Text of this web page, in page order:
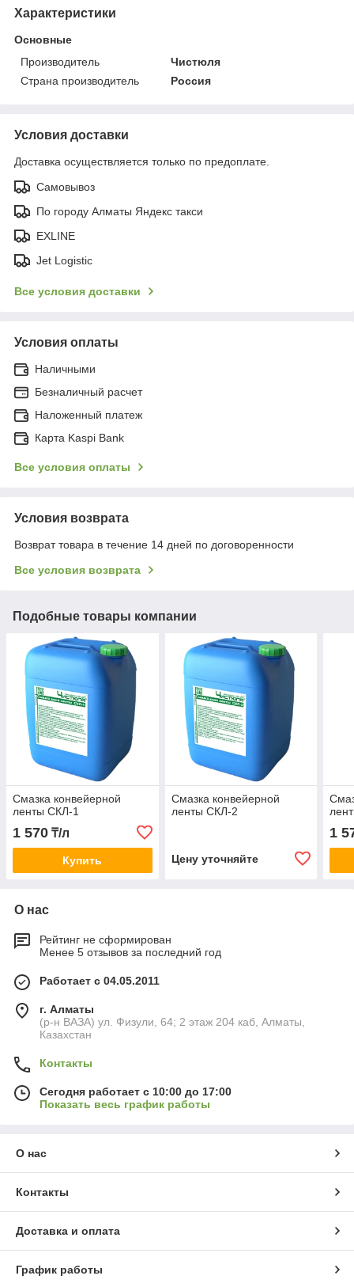
Характеристики
Основные
Производитель
Чистюля
Страна производитель
Россия
Условия доставки
Доставка осуществляется только по предоплате.
Самовывоз
По городу Алматы Яндекс такси
EXLINE
Jet Logistic
Все условия доставки
Условия оплаты
Наличными
Безналичный расчет
Наложенный платеж
Карта Kaspi Bank
Все условия оплаты
Условия возврата
Возврат товара в течение 14 дней по договоренности
Все условия возврата
Подобные товары компании
Смазка конвейерной
ленты СКЛ-1
1 570 ₸/л
Купить
Смазка конвейерной
ленты СКЛ-2
Цену уточняйте
1
О нас
Рейтинг не сформирован
Менее 5 отзывов за последний год
Работает с 04.05.2011
г. Алматы
(р-н ВАЗА) ул. Физули, 64; 2 этаж 204 каб, Алматы,
Казахстан
Контакты
Сегодня работает с 10:00 до 17:00
Показать весь график работы
О нас
Контакты
Доставка и оплата
График работы